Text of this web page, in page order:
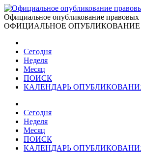
Официальное опубликование правовых
ОФИЦИАЛЬНОЕ ОПУБЛИКОВАНИЕ
Сегодня
Неделя
Месяц
ПОИСК
КАЛЕНДАРЬ
Сегодня
Неделя
Месяц
ПОИСК
КАЛЕНДАРЬ